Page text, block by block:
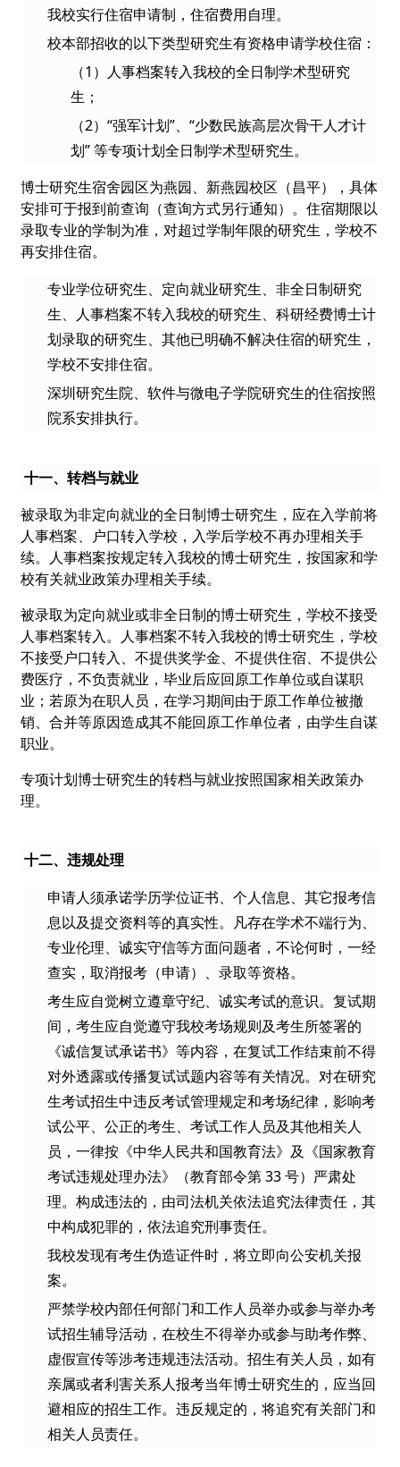
我校实行住宿申请制，住宿费用自理。
校本部招收的以下类型研究生有资格申请学校住宿：
（1）人事档案转入我校的全日制学术型研究
生；
（2）“强军计划”、“少数民族高层次骨干人才计
划” 等专项计划全日制学术型研究生。
博士研究生宿舍园区为燕园、新燕园校区（昌平），具体
安排可于报到前查询（查询方式另行通知）。住宿期限以
录取专业的学制为准，对超过学制年限的研究生，学校不
再安排住宿。
专业学位研究生、定向就业研究生、非全日制研究
生、人事档案不转入我校的研究生、科研经费博士计
划录取的研究生、其他已明确不解决住宿的研究生，
学校不安排住宿。
深圳研究生院、软件与微电子学院研究生的住宿按照
院系安排执行。
十一、转档与就业
被录取为非定向就业的全日制博士研究生，应在入学前将
人事档案、户口转入学校，入学后学校不再办理相关手
续。人事档案按规定转入我校的博士研究生，按国家和学
校有关就业政策办理相关手续。
被录取为定向就业或非全日制的博士研究生，学校不接受
人事档案转入。人事档案不转入我校的博士研究生，学校
不接受户口转入、不提供奖学金、不提供住宿、不提供公
费医疗，不负责就业，毕业后应回原工作单位或自谋职
业；若原为在职人员，在学习期间由于原工作单位被撤
销、合并等原因造成其不能回原工作单位者，由学生自谋
职业。
专项计划博士研究生的转档与就业按照国家相关政策办
理。
十二、违规处理
申请人须承诺学历学位证书、个人信息、其它报考信
息以及提交资料等的真实性。凡存在学术不端行为、
专业伦理、诚实守信等方面问题者，不论何时，一经
查实，取消报考（申请）、录取等资格。
考生应自觉树立遵章守纪、诚实考试的意识。复试期
间，考生应自觉遵守我校考场规则及考生所签署的
《诚信复试承诺书》等内容，在复试工作结束前不得
对外透露或传播复试试题内容等有关情况。对在研究
生考试招生中违反考试管理规定和考场纪律，影响考
试公平、公正的考生、考试工作人员及其他相关人
员，一律按《中华人民共和国教育法》及《国家教育
考试违规处理办法》（教育部令第 33 号）严肃处
理。构成违法的，由司法机关依法追究法律责任，其
中构成犯罪的，依法追究刑事责任。
我校发现有考生伪造证件时，将立即向公安机关报
案。
严禁学校内部任何部门和工作人员举办或参与举办考
试招生辅导活动，在校生不得举办或参与助考作弊、
虚假宣传等涉考违规违法活动。招生有关人员，如有
亲属或者利害关系人报考当年博士研究生的，应当回
避相应的招生工作。违反规定的，将追究有关部门和
相关人员责任。